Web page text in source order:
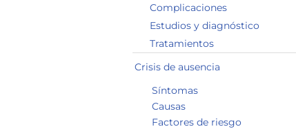
Complicaciones
Estudios y diagnóstico
Tratamientos
Crisis de ausencia
Síntomas
Causas
Factores de riesgo